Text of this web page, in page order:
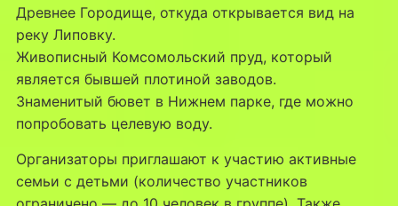
Древнее Городище, откуда открывается вид на
реку Липовку.
Живописный Комсомольский пруд, который
является бывшей плотиной заводов.
Знаменитый бювет в Нижнем парке, где можно
попробовать целевую воду.
Организаторы приглашают к участию активные
семьи с детьми (количество участников